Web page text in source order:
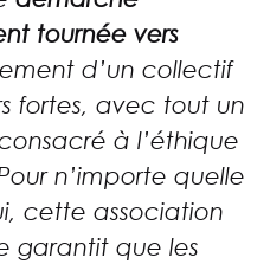
tournée vers
d’un collectif
fortes, avec tout un
à l’éthique
n’importe quelle
cette association
garantit que les